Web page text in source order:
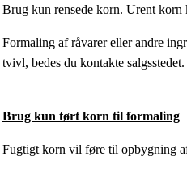
Brug kun rensede korn. Urent korn
Formaling af råvarer eller andre
tvivl, bedes du kontakte salgsstedet.
Brug kun tørt korn til formaling
Fugtigt korn vil føre til opbygning